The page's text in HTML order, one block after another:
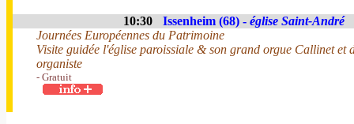
10:30 Issenheim (68) - église Saint-André
Journées Européennes du Patrimoine
Visite guidée l'église paroissiale & son grand orgue Callinet et
organiste
- Gratuit